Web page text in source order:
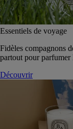
Essentiels de voyage
Fidèles compagnons
partout pour parfumer
Découvrir